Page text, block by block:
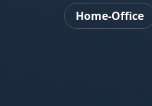
Home-Office